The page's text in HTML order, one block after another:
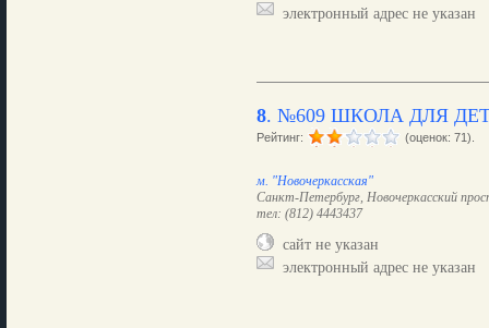
электронный адрес не указан
8. №609 ШКОЛА ДЛЯ
Рейтинг: (оценок: 71).
м. "Новочеркасская"
Санкт-Петербург, Новочеркасский
тел: (812) 4443437
сайт не указан
электронный адрес не указан